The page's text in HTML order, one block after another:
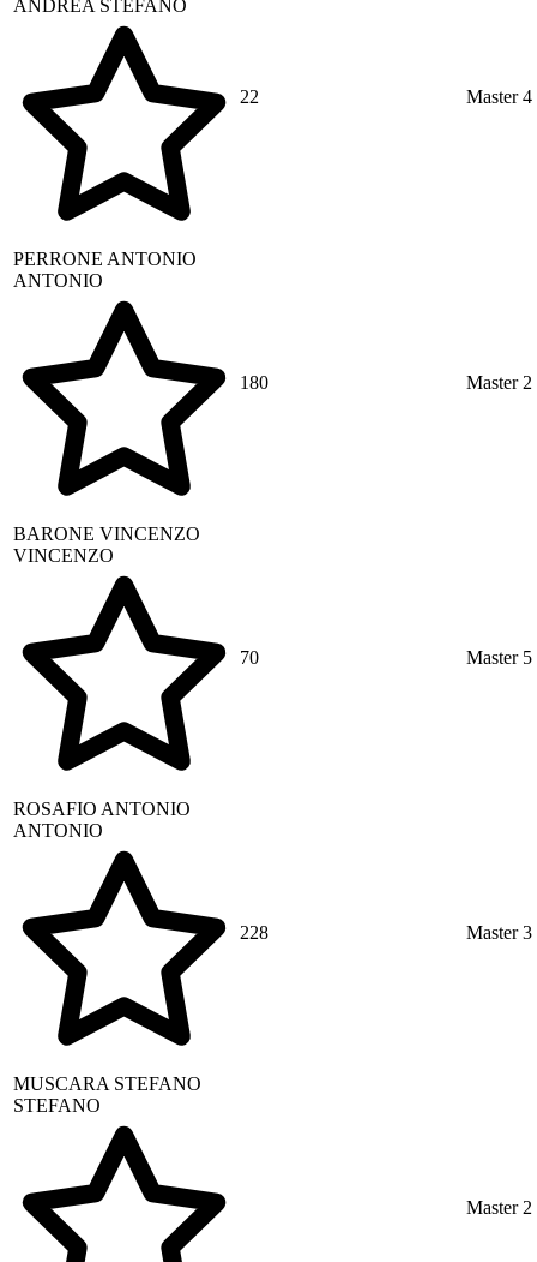
ANDREA STEFANO
22 Master 4
PERRONE ANTONIO
ANTONIO
180 Master 2
BARONE VINCENZO
VINCENZO
70 Master 5
ROSAFIO ANTONIO
ANTONIO
228 Master 3
MUSCARA STEFANO
STEFANO
Master 2